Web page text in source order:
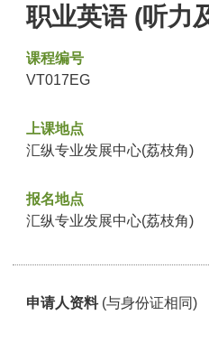
职业英语 (听力
课程编号
VT017EG
上课地点
汇纵专业发展中心(荔枝角)
报名地点
汇纵专业发展中心(荔枝角)
申请人资料 (与身份证相同)